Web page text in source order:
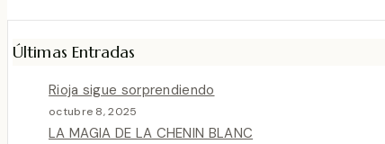
Últimas Entradas
Rioja sigue sorprendiendo
octubre 8, 2025
LA MAGIA DE LA CHENIN BLANC